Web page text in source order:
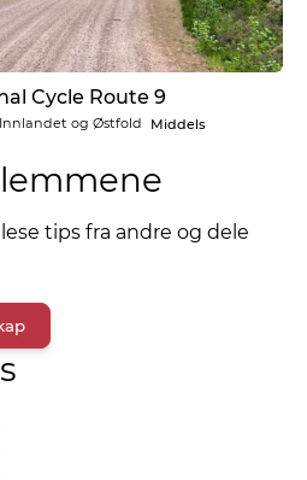
Cycle Route 9
Innlandet og Østfold Middels
tips fra andre og dele